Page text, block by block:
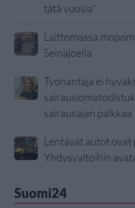
tätä vuosia”
Laittomassa
Seinäjoella
Työnantaja ei
sairausajan palkkaa
Lentävät autot ovat
Yhdysvaltoihin
Suomi24